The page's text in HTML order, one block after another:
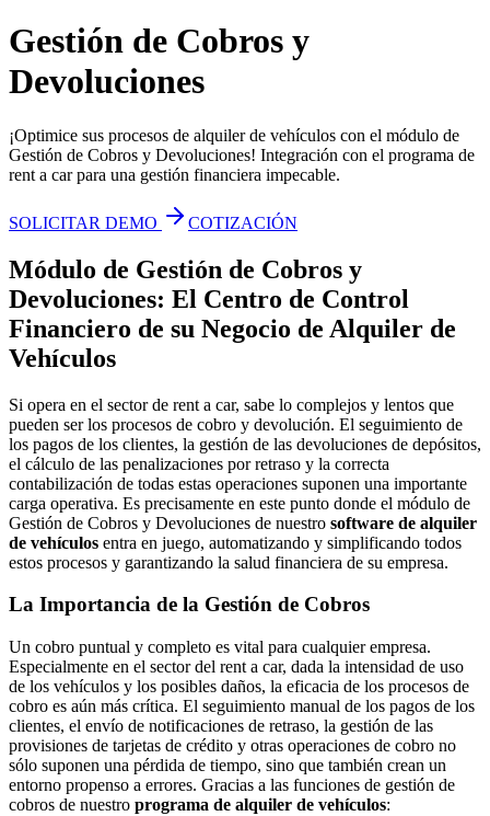
Gestión de Cobros y
Devoluciones
¡Optimice sus procesos de alquiler de vehículos con el módulo de
Gestión de Cobros y Devoluciones! Integración con el programa de
rent a car para una gestión financiera impecable.
SOLICITAR DEMO COTIZACIÓN
Módulo de Gestión de Cobros y
Devoluciones: El Centro de Control
Financiero de su Negocio de Alquiler de
Vehículos
Si opera en el sector de rent a car, sabe lo complejos y lentos que
pueden ser los procesos de cobro y devolución. El seguimiento de
los pagos de los clientes, la gestión de las devoluciones de depósitos,
el cálculo de las penalizaciones por retraso y la correcta
contabilización de todas estas operaciones suponen una importante
carga operativa. Es precisamente en este punto donde el módulo de
Gestión de Cobros y Devoluciones de nuestro software de alquiler
de vehículos entra en juego, automatizando y simplificando todos
estos procesos y garantizando la salud financiera de su empresa.
La Importancia de la Gestión de Cobros
Un cobro puntual y completo es vital para cualquier empresa.
Especialmente en el sector del rent a car, dada la intensidad de uso
de los vehículos y los posibles daños, la eficacia de los procesos de
cobro es aún más crítica. El seguimiento manual de los pagos de los
clientes, el envío de notificaciones de retraso, la gestión de las
provisiones de tarjetas de crédito y otras operaciones de cobro no
sólo suponen una pérdida de tiempo, sino que también crean un
entorno propenso a errores. Gracias a las funciones de gestión de
cobros de nuestro programa de alquiler de vehículos: